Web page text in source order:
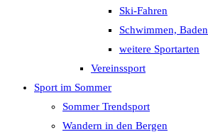
Ski-Fahren
Schwimmen, Baden
weitere Sportarten
Vereinssport
Sport im Sommer
Sommer Trendsport
Wandern in den Bergen